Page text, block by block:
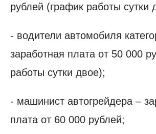
рублей (график работы сутки
- водители автомобиля
заработная плата от 50 000
работы сутки двое);
- машинист автогрейдера –
плата от 60 000 рублей;